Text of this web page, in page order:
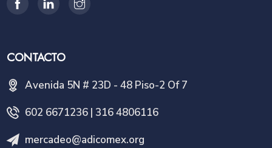
CONTACTO
Avenida 5N # 23D - 48 Piso-2 Of 7
602 6671236 | 316 4806116
mercadeo@adicomex.org